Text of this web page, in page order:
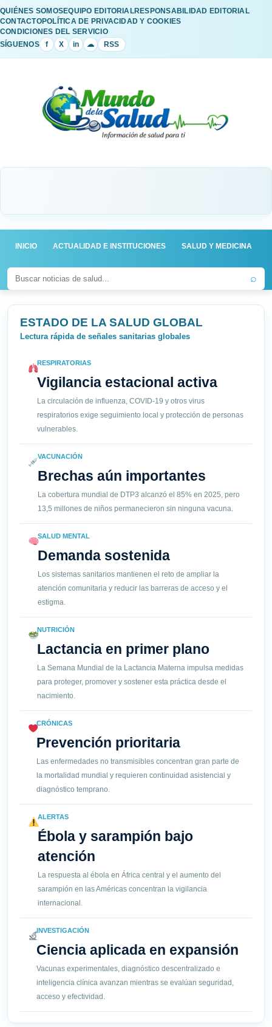
QUIÉNES SOMOSEQUIPO EDITORIALRESPONSABILIDAD EDITORIAL
CONTACTOPOLÍTICA DE PRIVACIDAD Y COOKIES
CONDICIONES DEL SERVICIO
SÍGUENOS
f X in ☁ RSS
INICIO ACTUALIDAD E INSTITUCIONES SALUD Y MEDICINA
⌕
ESTADO DE LA SALUD GLOBAL
Lectura rápida de señales sanitarias globales
RESPIRATORIAS
Vigilancia estacional activa
La circulación de influenza, COVID-19 y otros virus
respiratorios exige seguimiento local y protección de personas
vulnerables.
VACUNACIÓN
Brechas aún importantes
La cobertura mundial de DTP3 alcanzó el 85% en 2025, pero
13,5 millones de niños permanecieron sin ninguna vacuna.
SALUD MENTAL
Demanda sostenida
Los sistemas sanitarios mantienen el reto de ampliar la
atención comunitaria y reducir las barreras de acceso y el
estigma.
NUTRICIÓN
Lactancia en primer plano
La Semana Mundial de la Lactancia Materna impulsa medidas
para proteger, promover y sostener esta práctica desde el
nacimiento.
CRÓNICAS
Prevención prioritaria
Las enfermedades no transmisibles concentran gran parte de
la mortalidad mundial y requieren continuidad asistencial y
diagnóstico temprano.
ALERTAS
Ébola y sarampión bajo
atención
La respuesta al ébola en África central y el aumento del
sarampión en las Américas concentran la vigilancia
internacional.
INVESTIGACIÓN
Ciencia aplicada en expansión
Vacunas experimentales, diagnóstico descentralizado e
inteligencia clínica avanzan mientras se evalúan seguridad,
acceso y efectividad.